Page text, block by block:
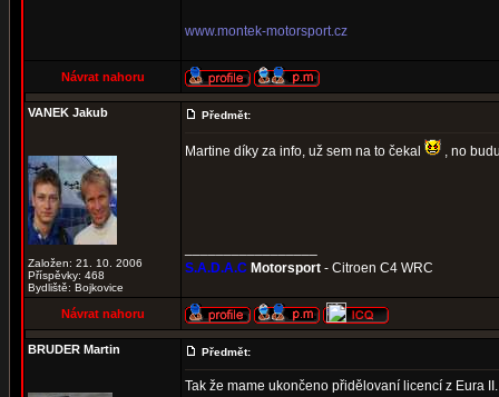
www.montek-motorsport.cz
Návrat nahoru
VANEK Jakub
Založen: 21. 10. 2006
Příspěvky: 468
Bydliště: Bojkovice
Předmět:
Martine díky za info, už sem na to čekal , no
S.A.D.A.C Motorsport - Citroen C4 WRC
Návrat nahoru
BRUDER Martin Předmět:
Tak že mame ukončeno přidělovaní licencí z Eura